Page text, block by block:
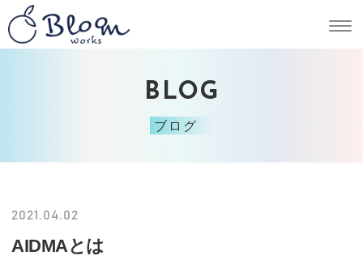
BLOG
ブログ
2021.04.02
AIDMAとは